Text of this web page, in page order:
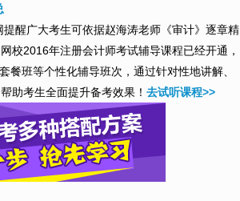
醒广大考生可依据赵海涛老师《审计》逐章精
校2016年注册会计师考试辅导课程已经开通，
班等个性化辅导班次，通过针对性地讲解、
助考生全面提升备考效果！ 去试听课程>>